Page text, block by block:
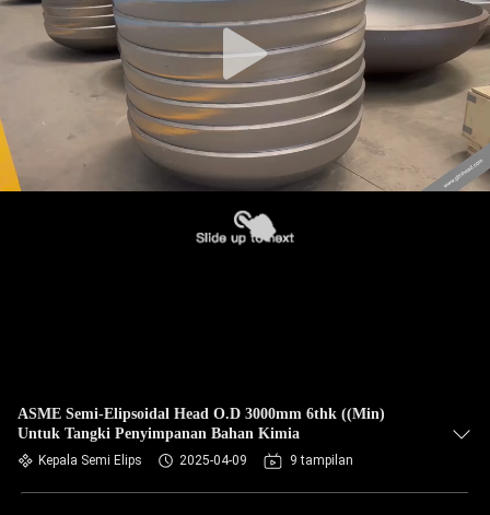
ASME Semi-Elipsoidal Head O.D 3000mm 6thk ((Min)
Untuk Tangki Penyimpanan Bahan Kimia
Kepala Semi Elips 2025-04-09 9 tampilan